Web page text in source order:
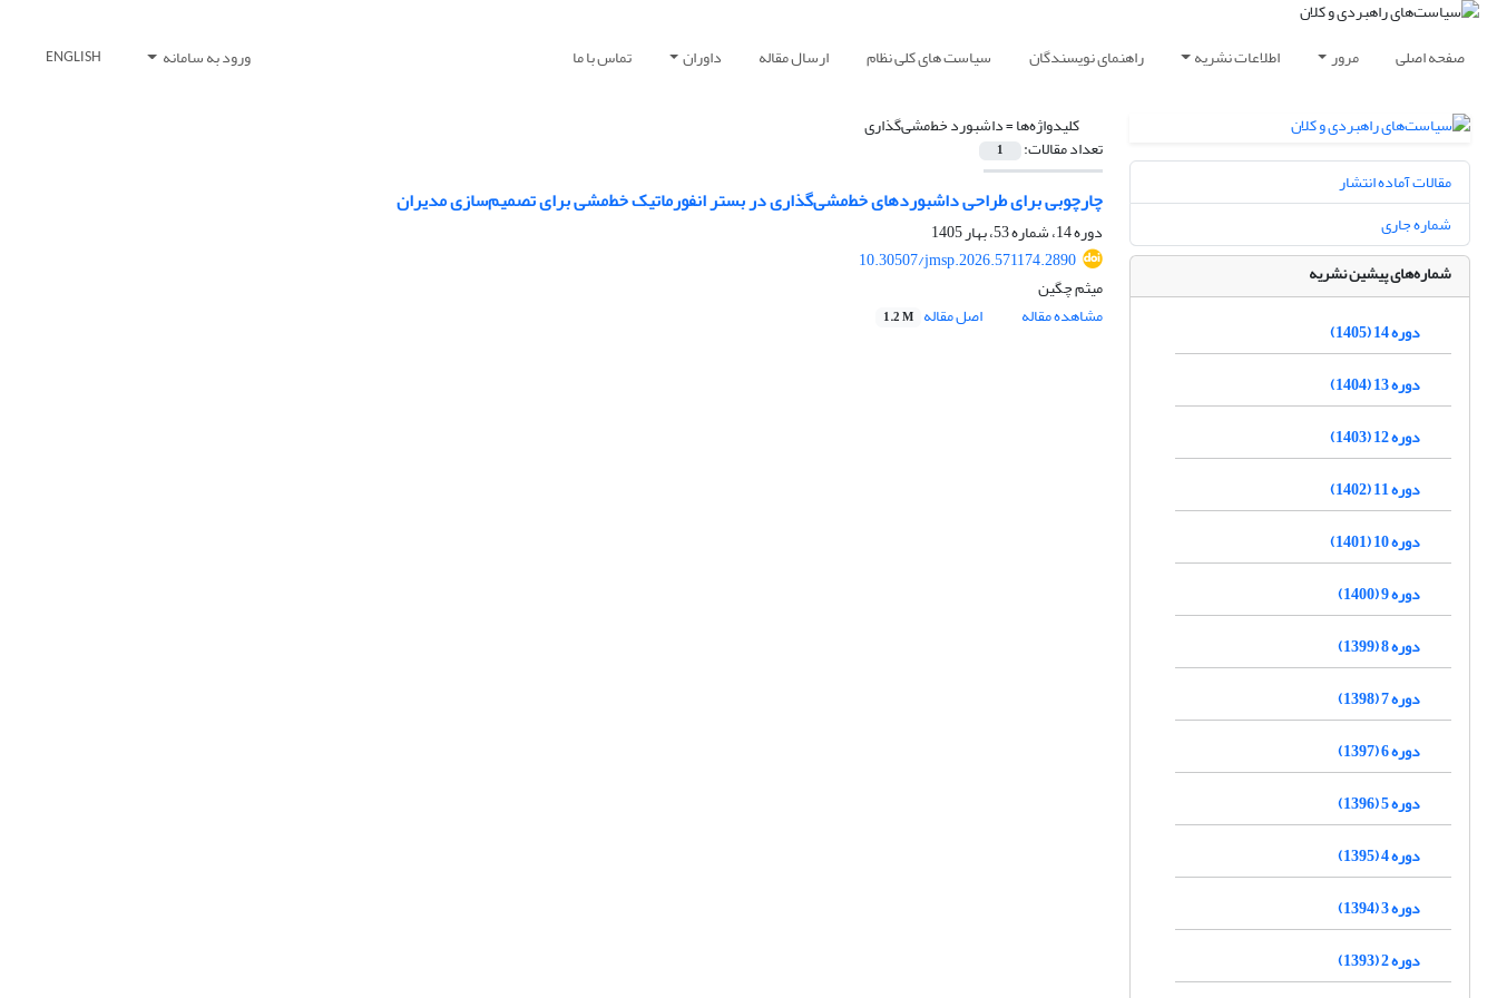
صفحه اصلی مرور اطلاعات نشریه راهنمای نویسندگان سیاست های کلی نظام ارسال مقاله داوران تماس با ما ورود به سامانه ENGLISH
کلیدواژه‌ها =داشبورد خط‌مشی‌گذاری
تعداد مقالات: 1
چارچوبی برای طراحی داشبوردهای خط‌مشی‌گذاری در بستر انفورماتیک خط‌مشی برای تصمیم‌سازی مدیران
دوره 14، شماره 53، بهار 1405
10.30507/jmsp.2026.571174.2890
میثم چگین
مشاهده مقاله
اصل مقاله 1.2 M
مقالات آماده انتشار
شماره جاری
شماره‌های پیشین نشریه
دوره 14 (1405)
دوره 13 (1404)
دوره 12 (1403)
دوره 11 (1402)
دوره 10 (1401)
دوره 9 (1400)
دوره 8 (1399)
دوره 7 (1398)
دوره 6 (1397)
دوره 5 (1396)
دوره 4 (1395)
دوره 3 (1394)
دوره 2 (1393)